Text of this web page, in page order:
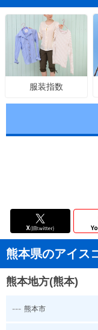
服装指数
熊本県のアイス
熊本地方(熊本)
--- 熊本市